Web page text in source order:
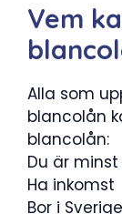
Vem
Alla som
blancolån
blancolån:
Du är
Ha inkomst
Bor i Sverige